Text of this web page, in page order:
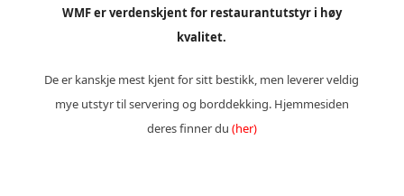
WMF er verdenskjent for restaurantutstyr i høy
kvalitet.
De er kanskje mest kjent for sitt bestikk, men leverer veldig
mye utstyr til servering og borddekking. Hjemmesiden
deres finner du (her)